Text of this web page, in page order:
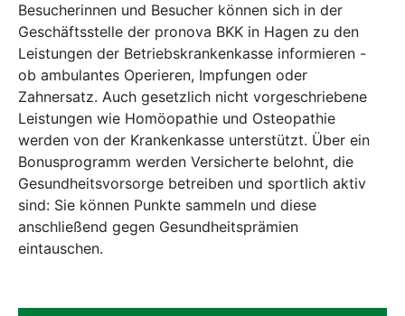
Besucherinnen und Besucher können sich in der
Geschäftsstelle der pronova BKK in Hagen zu den
Leistungen der Betriebskrankenkasse informieren -
ob ambulantes Operieren, Impfungen oder
Zahnersatz. Auch gesetzlich nicht vorgeschriebene
Leistungen wie Homöopathie und Osteopathie
werden von der Krankenkasse unterstützt. Über ein
Bonusprogramm werden Versicherte belohnt, die
Gesundheitsvorsorge betreiben und sportlich aktiv
sind: Sie können Punkte sammeln und diese
anschließend gegen Gesundheitsprämien
eintauschen.